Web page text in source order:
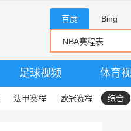
百度 Bing
足球视频 体育
法甲赛程 欧冠赛程 综合